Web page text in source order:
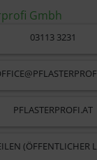
Gmbh
03113 3231
PFLASTERPROFI.AT
(ÖFFENTLICHER